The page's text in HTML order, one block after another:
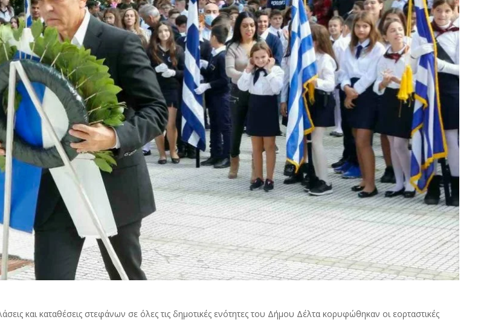
και καταθέσεις στεφάνων σε όλες τις δημοτικές ενότητες του Δήμου Δέλτα κορυφώθηκαν οι εορταστικές